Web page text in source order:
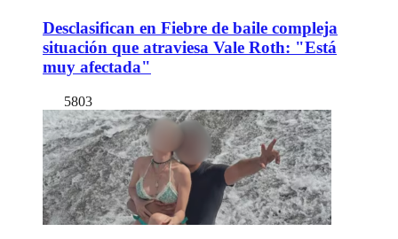
Desclasifican en Fiebre de baile compleja
situación que atraviesa Vale Roth: "Está
muy afectada"
5803